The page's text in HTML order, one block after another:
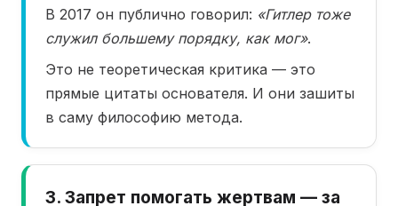
В 2017 он публично говорил: «Гитлер тоже
служил большему порядку, как мог».
Это не теоретическая критика — это
прямые цитаты основателя. И они зашиты
в саму философию метода.
3. Запрет помогать жертвам — за